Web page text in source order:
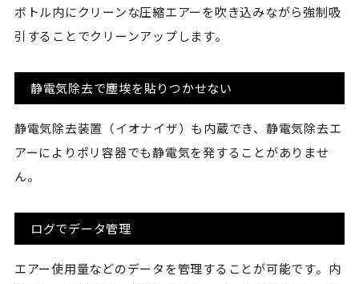
ボトル内にクリーンな圧縮エアーを吹き込みながら強制吸
引することでクリーンアップします。
静電気除去で塵埃を貼りつかせない
静電気除去装置（イオナイザ）も内蔵でき、静電気除去エ
アーによりポリ容器でも静電気を発することがありませ
ん。
ログでデータ管理
エアー使用量などのデータを管理することが可能です。内